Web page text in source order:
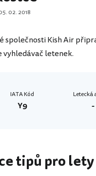
02. 2018
společnosti Kish Air
vyhledávač letenek.
IATA Kód
Y9
Letecká
-
tipů pro